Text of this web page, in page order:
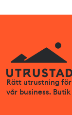
Rätt utrustning
vår business.